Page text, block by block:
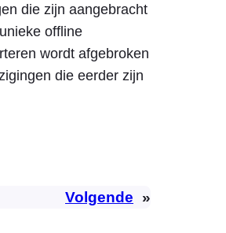
die zijn aangebracht
offline
wordt afgebroken
die eerder zijn
Volgende »